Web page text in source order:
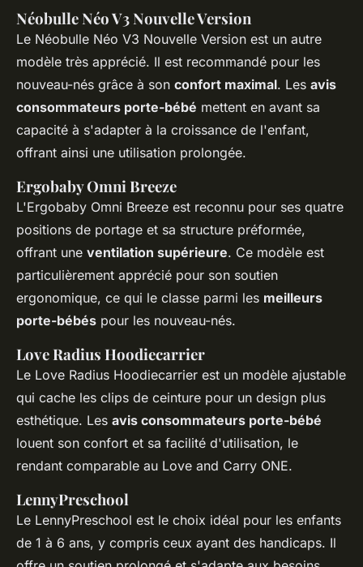
Néobulle Néo V3 Nouvelle Version
Le Néobulle Néo V3 Nouvelle Version est un autre
modèle très apprécié. Il est recommandé pour les
nouveau-nés grâce à son confort maximal. Les avis
consommateurs porte-bébé mettent en avant sa
capacité à s'adapter à la croissance de l'enfant,
offrant ainsi une utilisation prolongée.
Ergobaby Omni Breeze
L'Ergobaby Omni Breeze est reconnu pour ses quatre
positions de portage et sa structure préformée,
offrant une ventilation supérieure. Ce modèle est
particulièrement apprécié pour son soutien
ergonomique, ce qui le classe parmi les meilleurs
porte-bébés pour les nouveau-nés.
Love Radius Hoodiecarrier
Le Love Radius Hoodiecarrier est un modèle ajustable
qui cache les clips de ceinture pour un design plus
esthétique. Les avis consommateurs porte-bébé
louent son confort et sa facilité d'utilisation, le
rendant comparable au Love and Carry ONE.
LennyPreschool
Le LennyPreschool est le choix idéal pour les enfants
de 1 à 6 ans, y compris ceux ayant des handicaps. Il